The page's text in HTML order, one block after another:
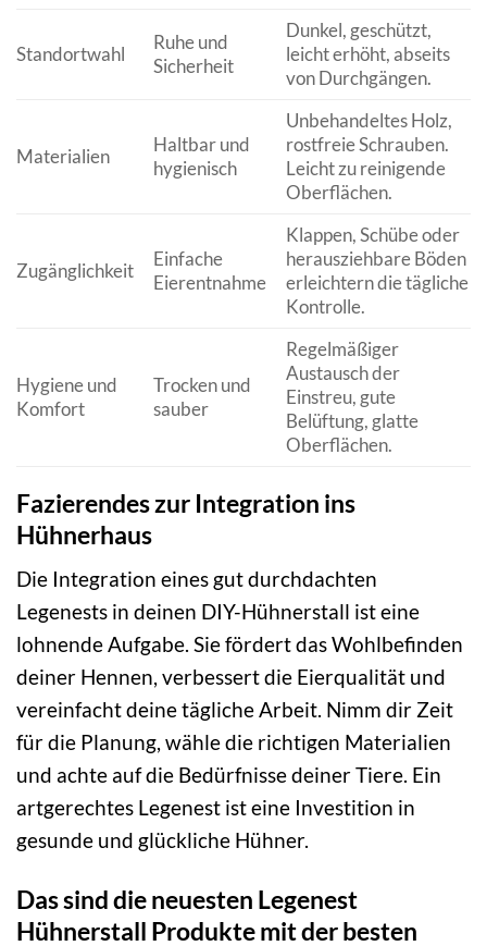
Standortwahl
Ruhe und
Sicherheit
Dunkel, geschützt,
leicht erhöht, abseits
von Durchgängen.
Materialien
Haltbar und
hygienisch
Unbehandeltes Holz,
rostfreie Schrauben.
Leicht zu reinigende
Oberflächen.
Zugänglichkeit
Einfache
Eierentnahme
Klappen, Schübe oder
herausziehbare Böden
erleichtern die tägliche
Kontrolle.
Hygiene und
Komfort
Trocken und
sauber
Regelmäßiger
Austausch der
Einstreu, gute
Belüftung, glatte
Oberflächen.
Fazierendes zur Integration ins
Hühnerhaus
Die Integration eines gut durchdachten
Legenests in deinen DIY-Hühnerstall ist eine
lohnende Aufgabe. Sie fördert das Wohlbefinden
deiner Hennen, verbessert die Eierqualität und
vereinfacht deine tägliche Arbeit. Nimm dir Zeit
für die Planung, wähle die richtigen Materialien
und achte auf die Bedürfnisse deiner Tiere. Ein
artgerechtes Legenest ist eine Investition in
gesunde und glückliche Hühner.
Das sind die neuesten Legenest
Hühnerstall Produkte mit der besten